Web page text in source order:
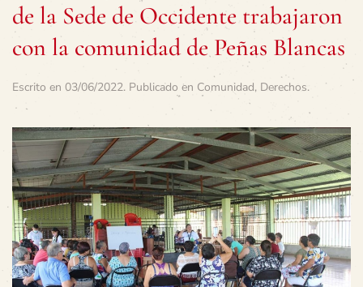
de la Sede de Occidente trabajaron
con la comunidad de Peñas Blancas
Escrito en 03/06/2022. Publicado en Comunidad, Derechos.